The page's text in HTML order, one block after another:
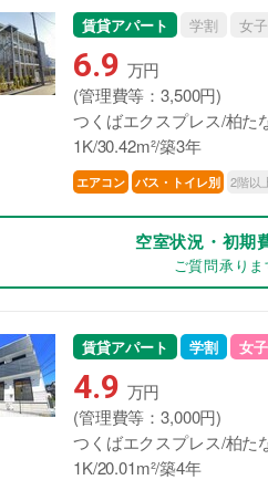
賃貸アパート 学割 女
6.9 万円
(管理費等：3,500円)
つくばエクスプレス/柏た
1K/30.42m²/築3年
エアコン バス・トイレ別 2階以
空室状況・初期
ご質問承り
賃貸アパート 学割 女
4.9 万円
(管理費等：3,000円)
つくばエクスプレス/柏た
1K/20.01m²/築4年